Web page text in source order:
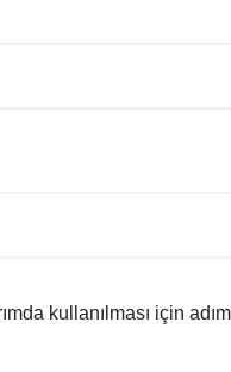
kullanılması için